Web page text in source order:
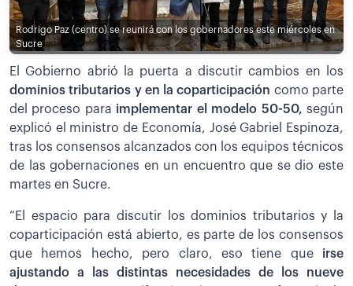
Rodrigo Paz (centro) se reunirá con los gobernadores este miércoles en
Sucre
El Gobierno abrió la puerta a discutir cambios en los
dominios tributarios y en la coparticipación como parte
del proceso para implementar el modelo 50-50,según
explicó el ministro de Economía, José Gabriel Espinoza,
tras los consensos alcanzados con los equipos técnicos
de las gobernaciones en un encuentro que se dio este
martes en Sucre.
“El espacio para discutir los dominios tributarios y la
coparticipación está abierto, es parte de los consensos
que hemos hecho, pero claro, eso tiene que irse
ajustando a las distintas necesidades de los nueve